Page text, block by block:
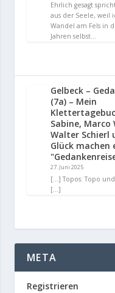
Ehrlich gesagt
aus der Seele, weil
Wandel am Fels in
Jahren selbst…
Gelbeck –
(7a) – Mein
Sabine, Marco
Walter Schierl
Glück machen
27. Juni 2025
[…] Topos: Topo
[…]
META
Registrieren